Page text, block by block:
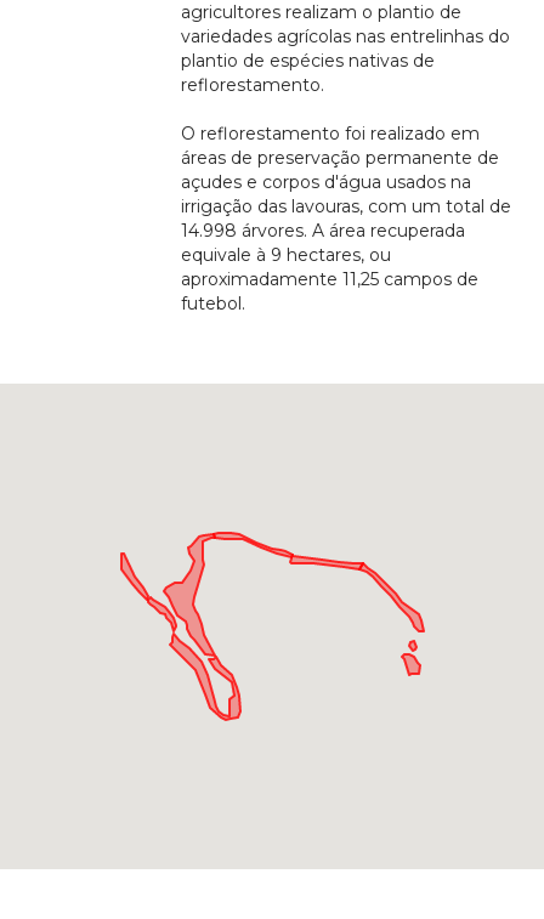
agricultores realizam o plantio de
variedades agrícolas nas entrelinhas do
plantio de espécies nativas de
reflorestamento.
O reflorestamento foi realizado em
áreas de preservação permanente de
açudes e corpos d'água usados na
irrigação das lavouras, com um total de
14.998 árvores. A área recuperada
equivale à 9 hectares, ou
aproximadamente 11,25 campos de
futebol.